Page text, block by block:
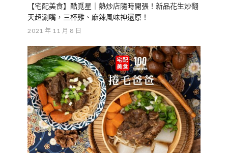
【宅配美食】酷覓星｜熱炒店隨時開張！新品花生炒翻
天超涮嘴，三杯雞、麻辣風味神還原！
2021 年 11 月 8 日